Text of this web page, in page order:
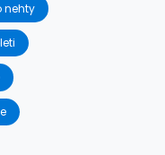
nehty